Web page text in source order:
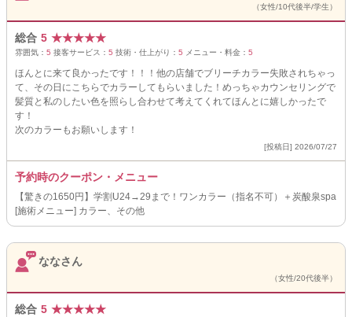
（女性/10代後半/学生）
総合 5 ★★★★★
雰囲気： 5 接客サービス： 5 技術・仕上がり： 5 メニュー・料金： 5
ほんとに来て良かったです！！！他の店舗でブリーチカラー失敗されちゃっ
て、その日にこちらでカラーしてもらいました！めっちゃカウンセリングで
髪質と私のしたい色を照らし合わせて考えてくれてほんとに嬉しかったで
す！
次のカラーもお願いします！
[投稿日] 2026/07/27
予約時のクーポン・メニュー
【驚きの1650円】学割U24→29まで！ワンカラー（指名不可）＋炭酸泉spa
[施術メニュー] カラー、その他
ななさん
（女性/20代後半）
総合 5 ★★★★★